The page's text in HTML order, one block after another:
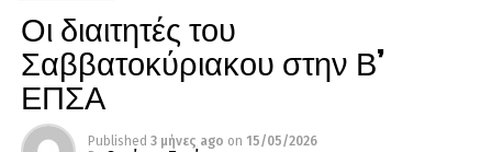
Οι διαιτητές του
Σαββατοκύριακου στην Β’
ΕΠΣΑ
Published 3 μήνες ago on 15/05/2026